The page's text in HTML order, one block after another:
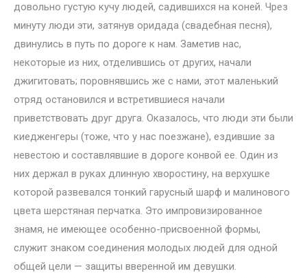
довольно густую кучу людей, садившихся на коней. Чрез
минуту люди эти, затянув оридада (свадебная песня),
двинулись в путь по дороге к нам. Заметив нас,
некоторые из них, отделившись от других, начали
джигитовать; поровнявшись же с нами, этот маленький
отряд остановился и встретившиеся начали
приветствовать друг друга. Оказалось, что люди эти были
киедженгеры (тоже, что у нас поезжане), ездившие за
невестою и составлявшие в дороге конвой ее. Один из
них держал в руках длинную хворостину, на верхушке
которой развевался тонкий гарусный шарф и малинового
цвета шерстяная перчатка. Это импровизированное
знамя, не имеющее особенно-присвоенной формы,
служит знаком соединения молодых людей для одной
общей цели — защиты вверенной им девушки.